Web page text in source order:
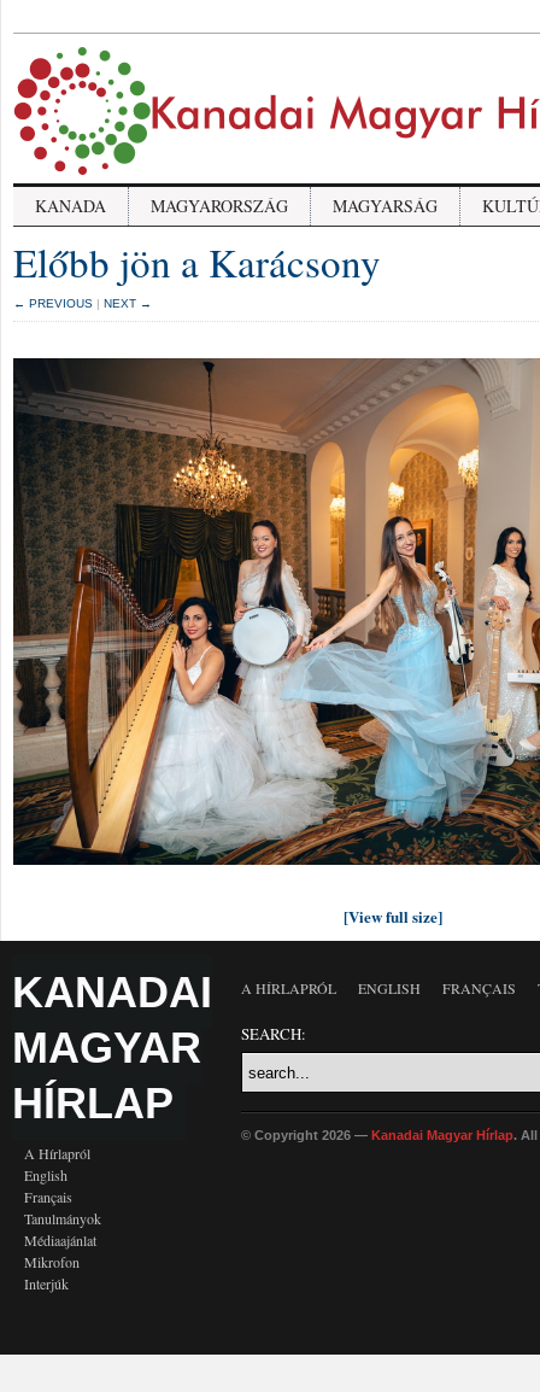
KANADA MAGYARORSZÁG MAGYARSÁG
Előbb jön a Karácsony
← PREVIOUS | NEXT →
[View full size]
KANADAI
MAGYAR
HÍRLAP
A Hírlapról
English
Français
Tanulmányok
Médiaajánlat
Mikrofon
Interjúk
A HÍRLAPRÓL ENGLISH FRANÇAIS
SEARCH:
© Copyright 2026 — Kanadai Magyar Hírlap. All